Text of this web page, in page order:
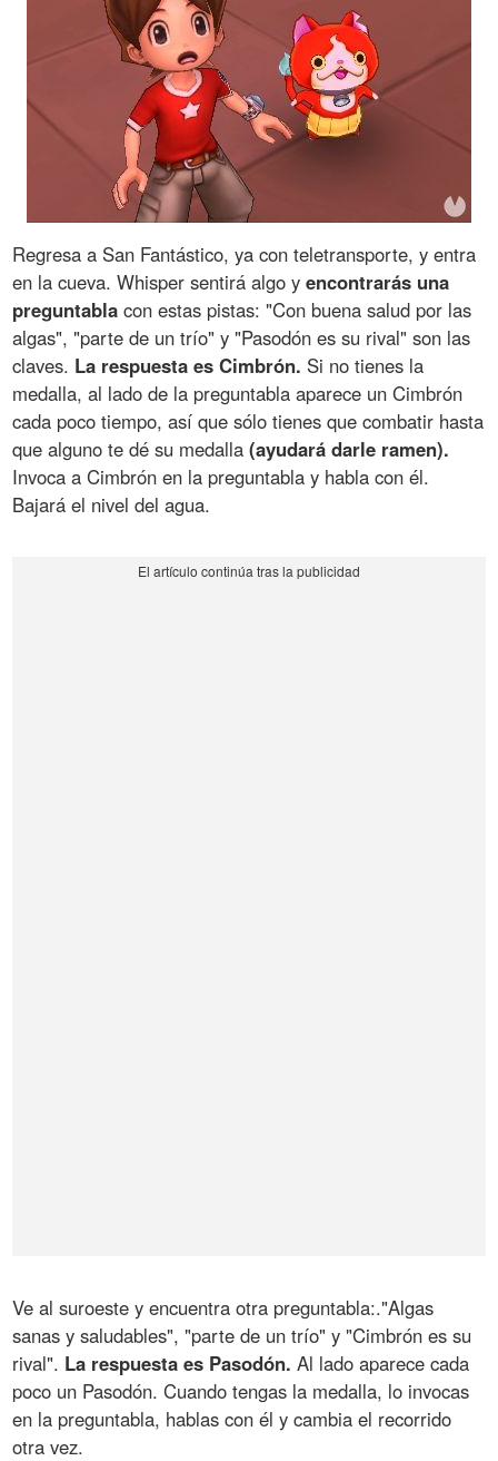
Regresa a San Fantástico, ya con teletransporte, y entra
en la cueva. Whisper sentirá algo yencontrarás una
preguntabla con estas pistas: "Con buena salud por las
algas", "parte de un trío" y "Pasodón es su rival" son las
claves. La respuesta es Cimbrón. Si no tienes la
medalla, al lado de la preguntabla aparece un Cimbrón
cada poco tiempo, así que sólo tienes que combatir hasta
que alguno te dé su medalla(ayudará darle ramen).
Invoca a Cimbrón en la preguntabla y habla con él.
Bajará el nivel del agua.
Ve al suroeste y encuentra otra preguntabla:."Algas
sanas y saludables", "parte de un trío" y "Cimbrón es su
rival". La respuesta es Pasodón.Al lado aparece cada
poco un Pasodón. Cuando tengas la medalla, lo invocas
en la preguntabla, hablas con él y cambia el recorrido
otra vez.